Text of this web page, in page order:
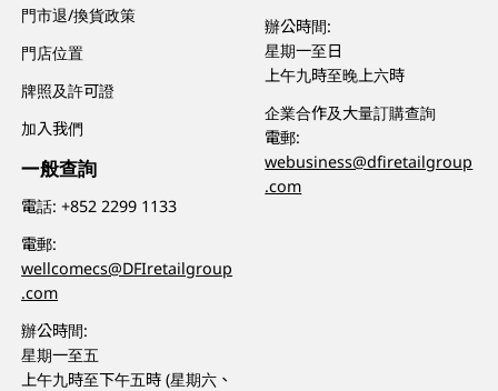
門市退/換貨政策
門店位置
牌照及許可證
加入我們
一般查詢
電話:+852 2299 1133
電郵:
wellcomecs@DFIretailgroup
.com
辦公時間:
星期一至五
上午九時至下午五時 (星期六、
辦公時間:
星期一至日
上午九時至晚上六時
企業合作及大量訂購查詢
電郵:
webusiness@dfiretailgroup
.com